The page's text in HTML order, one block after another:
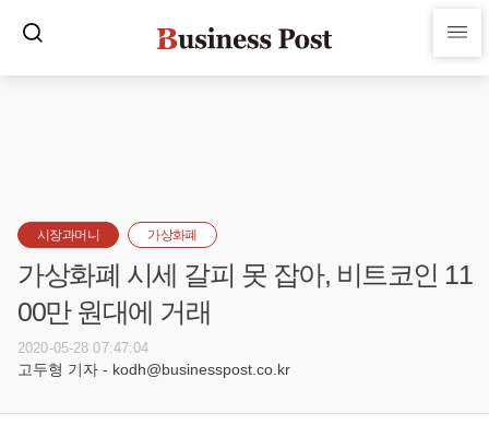
시장과머니 가상화폐
가상화폐 시세 갈피 못 잡아, 비트코인 11
00만 원대에 거래
2020-05-28 07:47:04
고두형 기자 - kodh@businesspost.co.kr